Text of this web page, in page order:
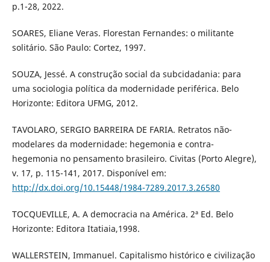
p.1-28, 2022.
SOARES, Eliane Veras. Florestan Fernandes: o militante
solitário. São Paulo: Cortez, 1997.
SOUZA, Jessé. A construção social da subcidadania: para
uma sociologia política da modernidade periférica. Belo
Horizonte: Editora UFMG, 2012.
TAVOLARO, SERGIO BARREIRA DE FARIA. Retratos não-
modelares da modernidade: hegemonia e contra-
hegemonia no pensamento brasileiro. Civitas (Porto Alegre),
v. 17, p. 115-141, 2017. Disponível em:
http://dx.doi.org/10.15448/1984-7289.2017.3.26580
TOCQUEVILLE, A. A democracia na América. 2ª Ed. Belo
Horizonte: Editora Itatiaia,1998.
WALLERSTEIN, Immanuel. Capitalismo histórico e civilização